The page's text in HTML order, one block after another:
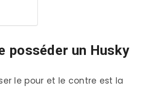
posséder un Husky
le pour et le contre est la